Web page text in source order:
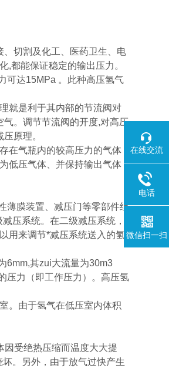
切割及化工、医药卫生、电
,都能保证稳定的输出压力。
可达15MPa 。此种高压氢气
就是利于其内部的节流阀对
。调节节流阀的开度,对高压
原理。
在气瓶内的较高压力的气体
低压气体、并保持输出气体
膜装置、减压门等零部件组
压系统。在二级减压系统，
用来调节*减压系统送入的氢
6mm,其zui大流量为30m3
压力（即工作压力）。高压氢
。由于氢气在低压室内体积
受绝热压缩而温度大大提
。另外，由于放气过快产生
在线交流
电话
微信扫一扫